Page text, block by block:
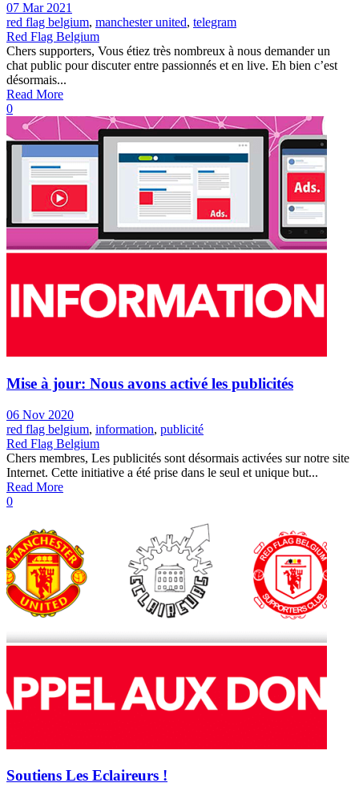
07 Mar 2021
red flag belgium, manchester united, telegram
Red Flag Belgium
Chers supporters, Vous étiez très nombreux à nous demander un
chat public pour discuter entre passionnés et en live. Eh bien c’est
désormais...
Read More
0
Mise à jour: Nous avons activé les publicités
06 Nov 2020
red flag belgium, information, publicité
Red Flag Belgium
Chers membres, Les publicités sont désormais activées sur notre site
Internet. Cette initiative a été prise dans le seul et unique but...
Read More
0
Soutiens Les Eclaireurs !